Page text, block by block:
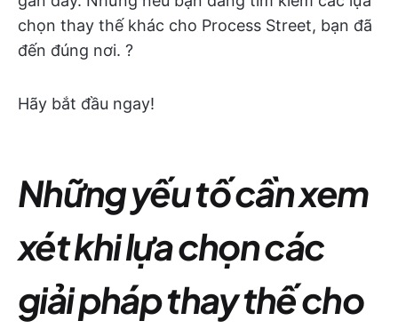
chọn thay thế khác cho Process Street, bạn đã
đến đúng nơi. ?
Hãy bắt đầu ngay!
Những yếu tố cần xem
xét khi lựa chọn các
giải pháp thay thế cho